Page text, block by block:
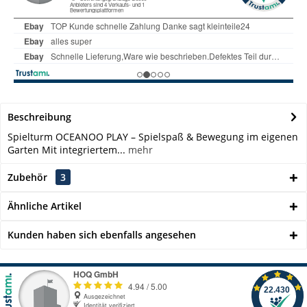
Beschreibung
Spielturm OCEANOO PLAY – Spielspaß & Bewegung im eigenen
Garten Mit integriertem... mehr
Zubehör 3
Ähnliche Artikel
Kunden haben sich ebenfalls angesehen